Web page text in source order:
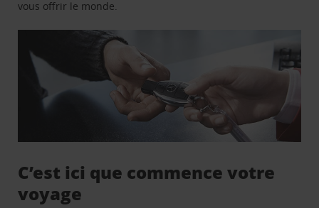
vous offrir le monde.
C’est ici que commence votre
voyage